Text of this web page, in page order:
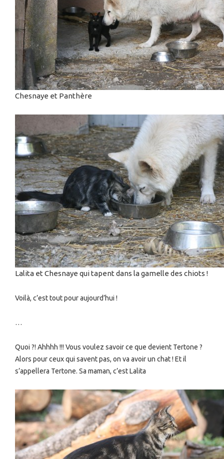
Chesnaye et Panthère
Lalita et Chesnaye qui tapent dans la gamelle des chiots !
Voilà, c’est tout pour aujourd’hui !
…
Quoi ?! Ahhhh !!! Vous voulez savoir ce que devient Tertone ?
Alors pour ceux qui savent pas, on va avoir un chat ! Et il
s’appellera Tertone. Sa maman, c’est Lalita